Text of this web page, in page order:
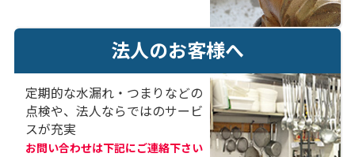
法人のお客様へ
定期的な水漏れ・つまりなどの
点検や、法人ならではのサービ
スが充実
お問い合わせは下記にご連絡下さい